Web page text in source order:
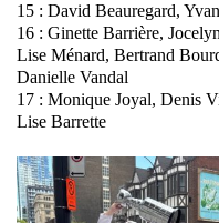
15 : David Beauregard,
16 : Ginette Barrière,
Lise Ménard, Bertrand
Danielle Vandal
17 : Monique Joyal, Denis
Lise Barrette